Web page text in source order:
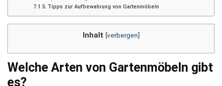
Tipps zur Aufbewahrung von Gartenmöbeln
Inhalt [verbergen]
Welche Arten von Gartenmöbeln gibt
es?